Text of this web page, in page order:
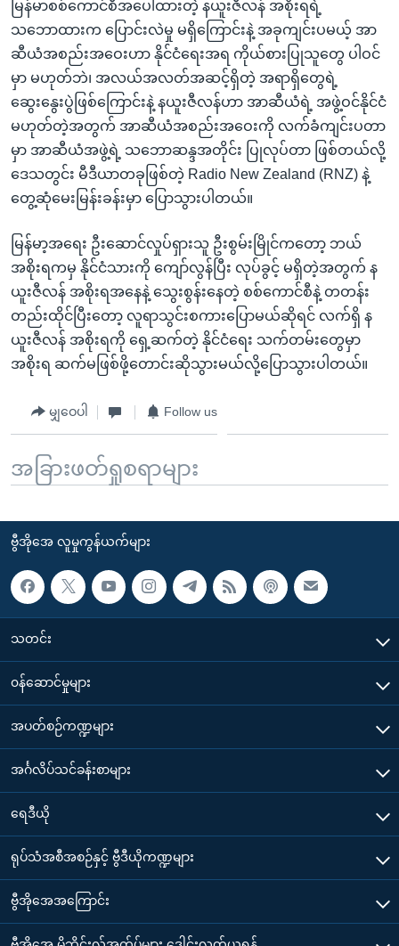
မြန်မာစစ်ကောင်စီအပေါ်ထားတဲ့ နယူးဇီလန် အစိုးရရဲ့
သဘောထားက ပြောင်းလဲမှု မရှိကြောင်းနဲ့ အခုကျင်းပမယ့် အာ
ဆီယံအစည်းအဝေးဟာ နိုင်ငံရေးအရ ကိုယ်စားပြုသူတွေ ပါဝင်
မှာ မဟုတ်ဘဲ၊ အလယ်အလတ်အဆင့်ရှိတဲ့ အရာရှိတွေရဲ့
ဆွေးနွေးပွဲဖြစ်ကြောင်းနဲ့ နယူးဇီလန်ဟာ အာဆီယံရဲ့ အဖွဲ့ဝင်နိုင်ငံ
မဟုတ်တဲ့အတွက် အာဆီယံအစည်းအဝေးကို လက်ခံကျင်းပတာ
မှာ အာဆီယံအဖွဲ့ရဲ့ သဘောဆန္ဒအတိုင်း ပြုလုပ်တာ ဖြစ်တယ်လို့
ဒေသတွင်း မီဒီယာတခုဖြစ်တဲ့ Radio New Zealand (RNZ) နဲ့
တွေ့ဆုံမေးမြန်းခန်းမှာ ပြောသွားပါတယ်။
မြန်မာ့အရေး ဦးဆောင်လှုပ်ရှားသူ ဦးစွမ်းမြိုင်ကတော့ ဘယ်
အစိုးရကမှ နိုင်ငံသားကို ကျော်လွန်ပြီး လုပ်ခွင့် မရှိတဲ့အတွက် န
ယူးဇီလန် အစိုးရအနေနဲ့ သွေးစွန်းနေတဲ့ စစ်ကောင်စီနဲ့ တတန်း
တည်းထိုင်ပြီးတော့ လူရာသွင်းစကားပြောမယ်ဆိုရင် လက်ရှိ န
ယူးဇီလန် အစိုးရကို ရှေ့ဆက်တဲ့ နိုင်ငံရေး သက်တမ်းတွေမှာ
အစိုးရ ဆက်မဖြစ်ဖို့တောင်းဆိုသွားမယ်လို့ပြောသွားပါတယ်။
မျှဝေပါ Follow us
အခြားဖတ်ရှုစရာများ
ဗွီအိုအေ လူမှုကွန်ယက်များ
သတင်း
၀န်ဆောင်မှုများ
အပတ်စဉ်ကဏ္ဍများ
အင်္ဂလိပ်သင်ခန်းစာများ
ရေဒီယို
ရုပ်သံအစီအစဉ်နှင့် ဗွီဒီယိုကဏ္ဍများ
ဗွီအိုအေအကြောင်း